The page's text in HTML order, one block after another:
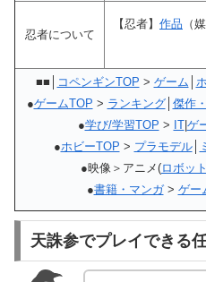
忍者について
【忍者】 作品 （
■■│ コペンギンTOP > ゲーム
●ゲームTOP > ランキング│ 傑作
●学び/学習TOP > IT| ゲ
●ホビーTOP > プラモデル│
●映像＞アニメ(ロボッ
●書籍・マンガ> ゲー
天誅参でプレイできる